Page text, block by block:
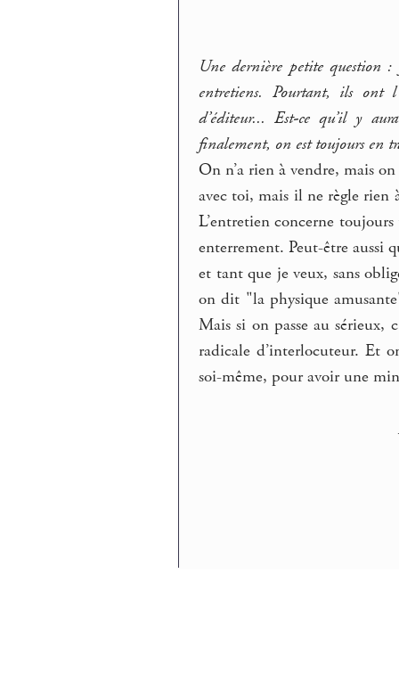
Une dernière petite question :
entretiens. Pourtant, ils ont
d’éditeur... Est-ce qu’il y
finalement, on est toujours en
On n’a rien à vendre, mais
avec toi, mais il ne règle rien
L’entretien concerne
enterrement. Peut-être aussi
et tant que je veux, sans
on dit "la physique
Mais si on passe au sérieux,
radicale d’interlocuteur. Et
soi-même, pour avoir une